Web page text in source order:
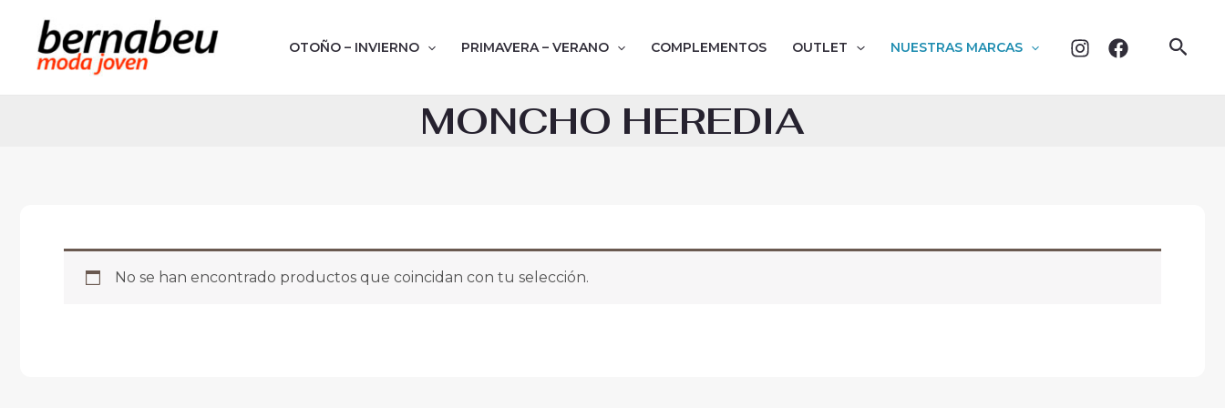
contenido
OTOÑO – INVIERNO PRIMAVERA – VERANO COMPLEMENTOS OUTLET NUESTRAS MARCAS
MONCHO HEREDIA
No se han encontrado productos que coincidan con tu selección.